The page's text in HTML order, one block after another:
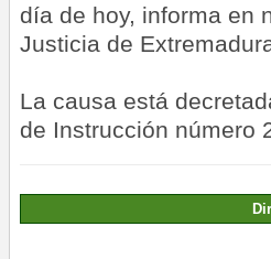
día de hoy, informa en
Justicia de
La causa está
de Instrucción número